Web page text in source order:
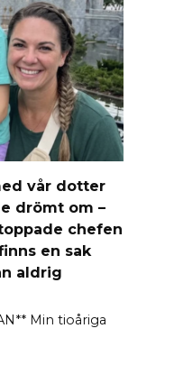
vår dotter
drömt om –
chefen
en sak
aldrig
Min tioåriga